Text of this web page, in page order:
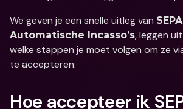
We geven je een snelle uitleg van
Automatische Incasso’s, leggen
welke stappen je moet volgen om ze
te accepteren.
Hoe accepteer ik